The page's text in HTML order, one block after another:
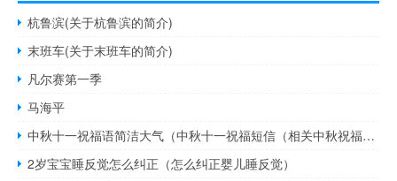
杭鲁滨(关于杭鲁滨的简介)
末班车(关于末班车的简介)
凡尔赛第一季
马海平
中秋十一祝福语简洁大气（中秋十一祝福短信（相关中秋祝福的短信））
2岁宝宝睡反觉怎么纠正（怎么纠正婴儿睡反觉）